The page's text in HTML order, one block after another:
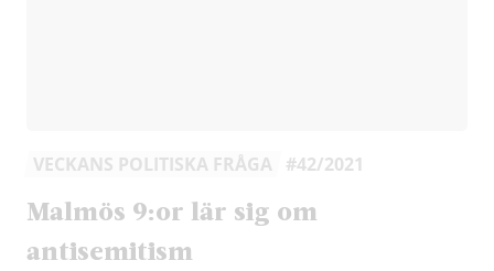
VECKANS POLITISKA FRÅGA #42/2021
Malmös 9:or lär sig om
antisemitism